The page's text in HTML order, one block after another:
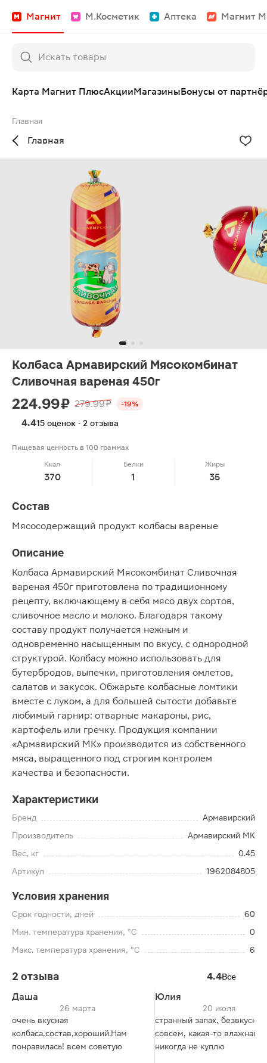
Магнит М.Косметик Аптека Магнит
Карта Магнит ПлюсАкцииМагазиныБонусы от
Главная
Главная
Колбаса Армавирский Мясокомбинат
Сливочная вареная 450г
224.99 ₽ 279.99 ₽ -19%
4.415 оценок · 2 отзыва
Пищевая ценность в 100 граммах
Ккал
370
Белки
1
Жиры
35
Состав
Мясосодержащий продукт колбасы вареные
Описание
Колбаса Армавирский Мясокомбинат Сливочная
вареная 450г приготовлена по традиционному
рецепту, включающему в себя мясо двух сортов,
сливочное масло и молоко. Благодаря такому
составу продукт получается нежным и
одновременно насыщенным по вкусу, с однородной
структурой. Колбасу можно использовать для
бутербродов, выпечки, приготовления омлетов,
салатов и закусок. Обжарьте колбасные ломтики
вместе с луком, а для большей сытости добавьте
любимый гарнир: отварные макароны, рис,
картофель или гречку. Продукция компании
«Армавирский МК» производится из собственного
мяса, выращенного под строгим контролем
качества и безопасности.
Характеристики
Бренд
Армавирский
Производитель
Армавирский МК
Вес, кг
0.45
Артикул
1962084805
Условия хранения
Срок годности, дней
60
Мин. температура хранения, °C
0
Макс. температура хранения, °C
6
2 отзыва 4.4Все
Даша
26 марта
очень вкусная
колбаса,состав,хороший.Нам
понравилась! всем советую
Юлия
20 июля
странный запах, безвкусная
совсем, какая-то влажная,
никогда не куплю